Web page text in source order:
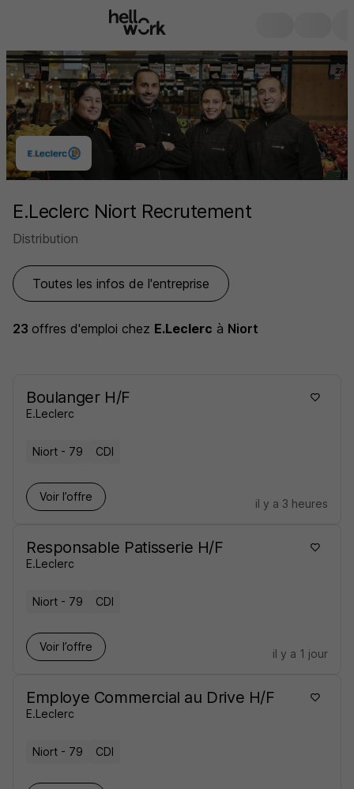
E.Leclerc Niort Recrutement
Distribution
Toutes les infos de l'entreprise
23 offres d'emploi chez E.Leclerc à Niort
Boulanger H/F
E.Leclerc
Niort - 79 CDI
Voir l’offre
il y a 3 heures
Responsable Patisserie H/F
E.Leclerc
Niort - 79 CDI
Voir l’offre
il y a 1 jour
Employe Commercial au Drive H/F
E.Leclerc
Niort - 79 CDI